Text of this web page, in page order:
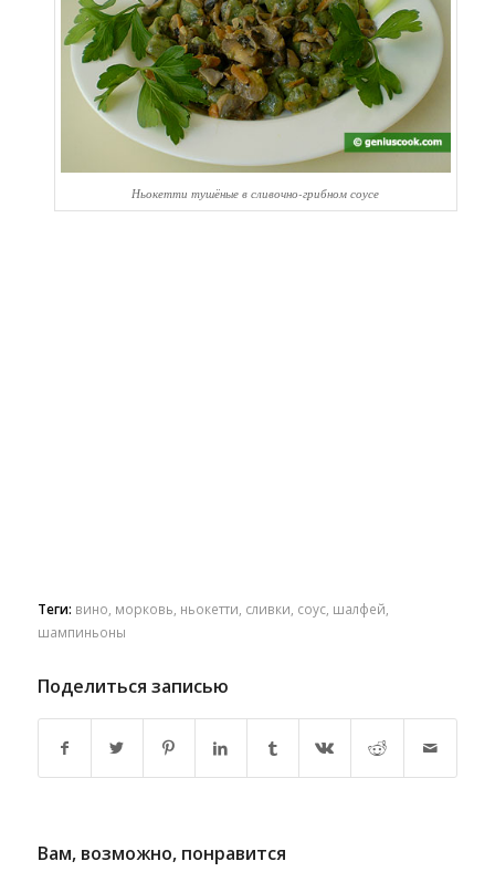
Ньокетти тушёные в сливочно-грибном соусе
Теги: вино морковь ньокетти сливки соус, шалфей
шампиньоны
Поделиться записью
Вам, возможно, понравится